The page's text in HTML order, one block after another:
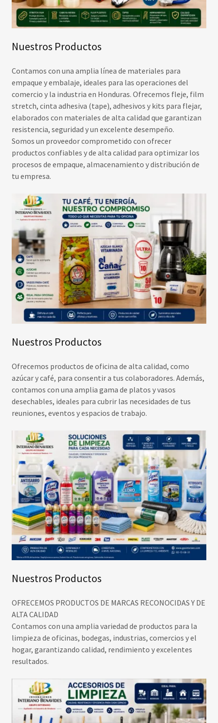
Nuestros Productos
Contamos con una amplia línea de materiales para
empaque y embalaje, ideales para las operaciones del
comercio y la industria en Honduras. Ofrecemos fleje, film
stretch, cinta adhesiva (tape), adhesivos y kits para flejar,
elaborados con materiales de alta calidad que garantizan
resistencia, seguridad y un excelente desempeño.
Somos un proveedor comprometido con ofrecer
productos confiables y de alta calidad para optimizar los
procesos de empaque, almacenamiento y distribución de
tu empresa.
Nuestros Productos
Ofrecemos productos de oficina de alta calidad, como
azúcar y café, para consentir a tus colaboradores. Además,
contamos con una amplia gama de platos y vasos
desechables, ideales para cubrir las necesidades de tus
reuniones, eventos y espacios de trabajo.
Nuestros Productos
OFRECEMOS PRODUCTOS DE MARCAS RECONOCIDAS Y DE
ALTA CALIDAD
Contamos con una amplia variedad de productos para la
limpieza de oficinas, bodegas, industrias, comercios y el
hogar, garantizando calidad, rendimiento y excelentes
resultados.